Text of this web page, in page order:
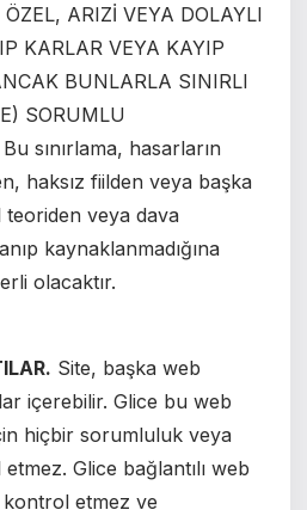
ARIZİ VEYA DOLAYLI
KARLAR VEYA KAYIP
BUNLARLA SINIRLI
SORUMLU
sınırlama, hasarların
haksız fiilden veya başka
veya dava
kaynaklanmadığına
olacaktır.
Site, başka web
içerebilir. Glice bu web
hiçbir sorumluluk veya
Glice bağlantılı web
etmez ve